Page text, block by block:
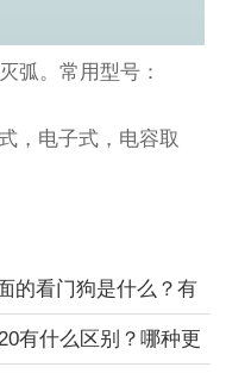
弧。常用型号：
，电子式，电容取
的看门狗是什么？有
有什么区别？哪种更